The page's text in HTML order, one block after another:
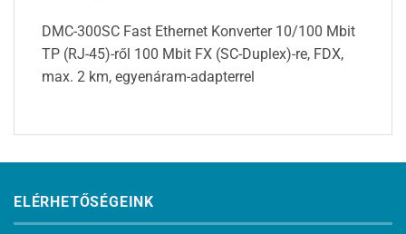
DMC-300SC Fast Ethernet Konverter 10/100 Mbit
TP (RJ-45)-ről 100 Mbit FX (SC-Duplex)-re, FDX,
max. 2 km, egyenáram-adapterrel
ELÉRHETŐSÉGEINK